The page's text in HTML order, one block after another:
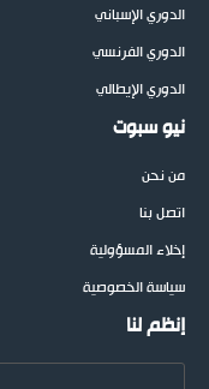
الدوري الإسباني
الدوري الفرنسي
الدوري الإيطالي
نيو سبوت
من نحن
اتصل بنا
إخلاء المسؤولية
سياسة الخصوصية
إنظم لنا